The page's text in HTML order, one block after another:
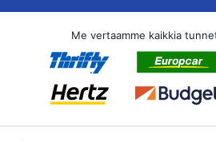
Me vertaamme kaikkia